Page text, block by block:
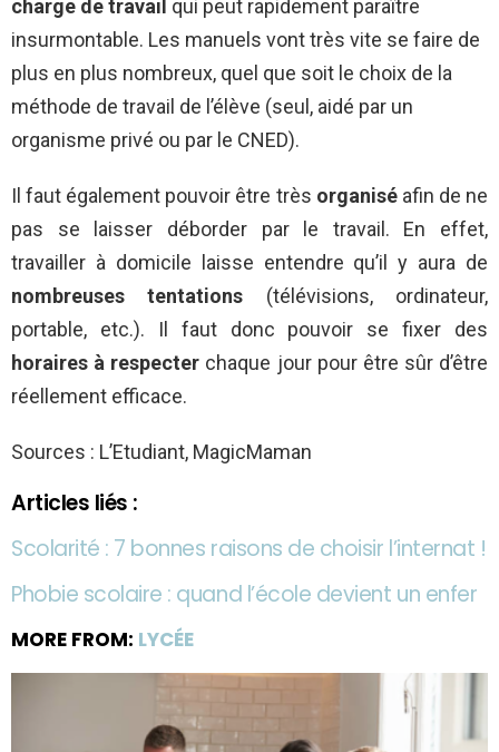
charge de travail qui peut rapidement paraître
insurmontable. Les manuels vont très vite se faire de
plus en plus nombreux, quel que soit le choix de la
méthode de travail de l’élève (seul, aidé par un
organisme privé ou par le CNED).
Il faut également pouvoir être très organiséafin de ne
pas se laisser déborder par le travail. En effet,
travailler à domicile laisse entendre qu’il y aura de
nombreuses tentations (télévisions, ordinateur,
portable, etc.). Il faut donc pouvoir se fixer des
horaires à respecter chaque jour pour être sûr d’être
réellement efficace.
Sources : L’Etudiant, MagicMaman
Articles liés :
Scolarité : 7 bonnes raisons de choisir l’internat !
Phobie scolaire : quand l’école devient un enfer
MORE FROM: LYCÉE